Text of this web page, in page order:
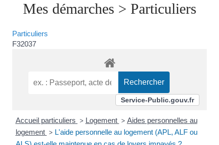
Mes démarches > Particuliers
Particuliers
F32037
Service-Public.gouv.fr
Accueil particuliers > Logement > Aides personnelles au
logement > L'aide personnelle au logement (APL, ALF ou